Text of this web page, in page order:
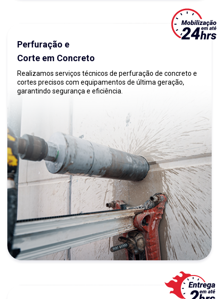
Perfuração e
Corte em Concreto
Realizamos serviços técnicos de perfuração de concreto e
cortes precisos com equipamentos de última geração,
garantindo segurança e eficiência.